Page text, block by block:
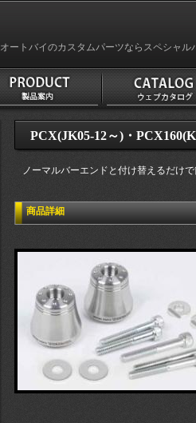
オートバイのカスタムパーツならスペシャル
PCX(JK05-12～)・
ノーマルバーエンドと付け替えるだけ
商品詳細